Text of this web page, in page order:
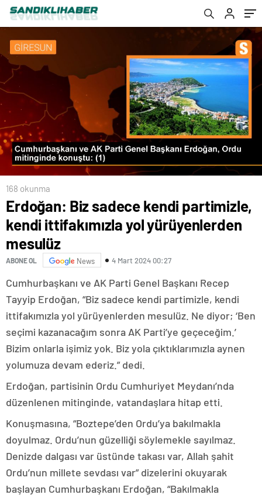
168 okunma
Erdoğan: Biz sadece kendi partimizle,
kendi ittifakımızla yol yürüyenlerden
mesulüz
ABONE OL News 4 Mart 2024 00:27
Cumhurbaşkanı ve AK Parti Genel Başkanı Recep
Tayyip Erdoğan, “Biz sadece kendi partimizle, kendi
ittifakımızla yol yürüyenlerden mesulüz. Ne diyor; ‘Ben
seçimi kazanacağım sonra AK Parti’ye geçeceğim.’
Bizim onlarla işimiz yok. Biz yola çıktıklarımızla aynen
yolumuza devam ederiz.” dedi.
Erdoğan, partisinin Ordu Cumhuriyet Meydanı’nda
düzenlenen mitinginde, vatandaşlara hitap etti.
Konuşmasına, “Boztepe’den Ordu’ya bakılmakla
doyulmaz. Ordu’nun güzelliği söylemekle sayılmaz.
Denizde dalgası var üstünde takası var, Allah şahit
Ordu’nun millete sevdası var” dizelerini okuyarak
başlayan Cumhurbaşkanı Erdoğan, “Bakılmakla